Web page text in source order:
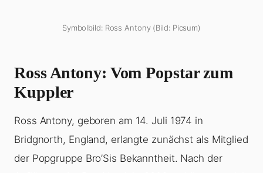
Symbolbild: Ross Antony (Bild: Picsum)
Ross Antony: Vom Popstar zum
Kuppler
Ross Antony, geboren am 14. Juli 1974 in
Bridgnorth, England, erlangte zunächst als Mitglied
der Popgruppe Bro’Sis Bekanntheit. Nach der